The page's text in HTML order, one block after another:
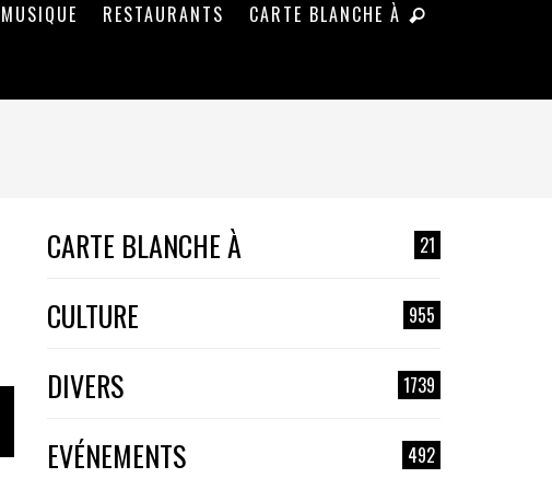
MUSIQUE RESTAURANTS CARTE BLANCHE À
CARTE BLANCHE À 21
CULTURE 955
DIVERS 1739
EVÉNEMENTS 492